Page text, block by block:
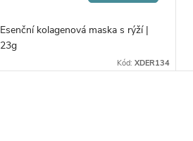
Esenční kolagenová maska s rýží |
23g
Kód:XDER134